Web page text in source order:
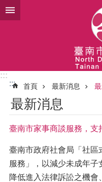
跳到主要內容區塊
:::
:::
首頁 最新消息
最新消息
臺南市家事商談服務，支
臺南市政府社會局「社區
服務」，以減少未成年
降低進入法律訴訟之機